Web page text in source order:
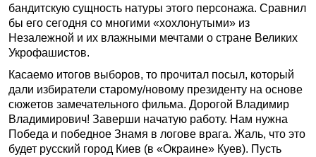
бандитскую сущность натуры этого персонажа. Сравнил
бы его сегодня со многими «хохлонутыми» из
Незалежной и их влажными мечтами о стране Великих
Укрофашистов.
Касаемо итогов выборов, то прочитал посыл, который
дали избиратели старому/новому президенту на основе
сюжетов замечательного фильма. Дорогой Владимир
Владимирович! Заверши начатую работу. Нам нужна
Победа и победное Знамя в логове врага. Жаль, что это
будет русский город Киев (в «Окраине» Куев). Пусть